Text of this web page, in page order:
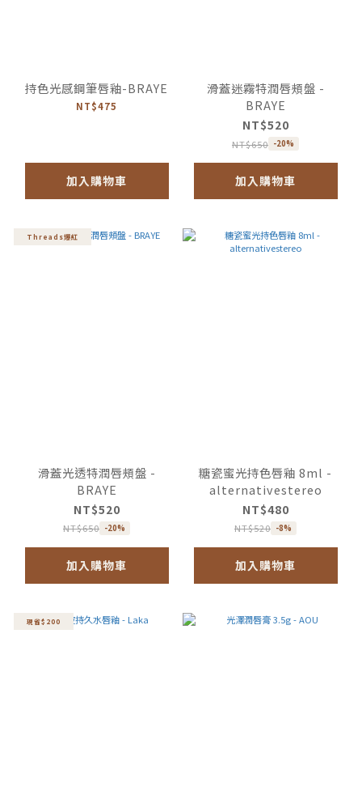
持色光感鋼筆唇釉-BRAYE
NT$475
加入購物車
滑蓋迷霧特潤唇頰盤 -
BRAYE
NT$520
NT$650 -20%
加入購物車
Threads爆紅
滑蓋光透特潤唇頰盤 -
BRAYE
NT$520
NT$650 -20%
加入購物車
糖瓷蜜光持色唇釉 8ml -
alternativestereo
NT$480
NT$520 -8%
加入購物車
現省$200